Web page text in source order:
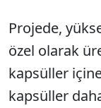
Projede,
özel olarak
kapsüller
kapsüller